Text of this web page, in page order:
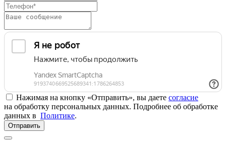
Нажимая на кнопку «Отправить», вы даете согласие
на обработку персональных данных. Подробнее об обработке
данных в Политике.
Отправить